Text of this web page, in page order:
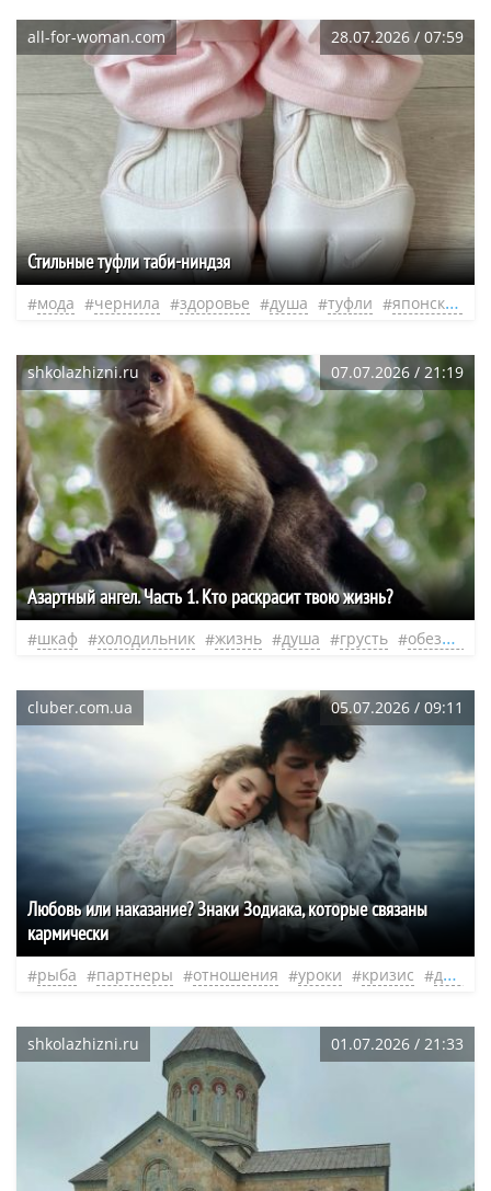
all-for-woman.com 28.07.2026 / 07:59
Стильные туфли таби-ниндзя
мода чернила здоровье душа туфли японская
shkolazhizni.ru 07.07.2026 / 21:19
​Азартный ангел. Часть 1. Кто раскрасит твою жизнь?
шкаф холодильник жизнь душа грусть обезьяны
cluber.com.ua 05.07.2026 / 09:11
Любовь или наказание? Знаки Зодиака, которые связаны
кармически
рыба партнеры отношения уроки кризис душа
shkolazhizni.ru 01.07.2026 / 21:33